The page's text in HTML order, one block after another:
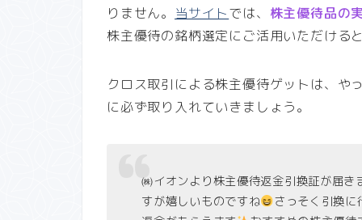
りません。 当サイトでは、 株主優待品の
株主優待の銘柄選定にご活用いただける
クロス取引による株主優待ゲットは、や
に必ず取り入れていきましょう。
㈱イオンより株主優待返金引換証が届き
すが嬉しいものですね
さっそく引換